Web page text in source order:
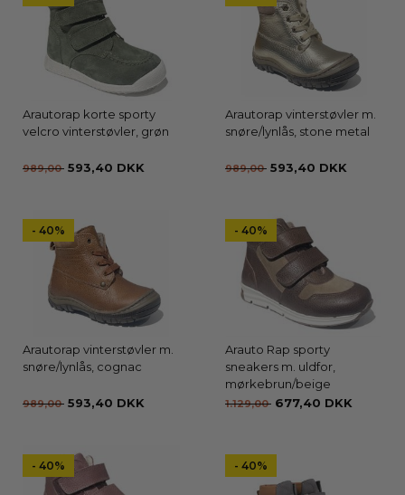
Arautorap korte sporty
velcro vinterstøvler, grøn
989,00 593,40 DKK
Arautorap vinterstøvler m.
snøre/lynlås, stone metal
989,00 593,40 DKK
- 40%
Arautorap vinterstøvler m.
snøre/lynlås, cognac
989,00 593,40 DKK
- 40%
Arauto Rap sporty
sneakers m. uldfor,
mørkebrun/beige
1.129,00 677,40 DKK
- 40% - 40%